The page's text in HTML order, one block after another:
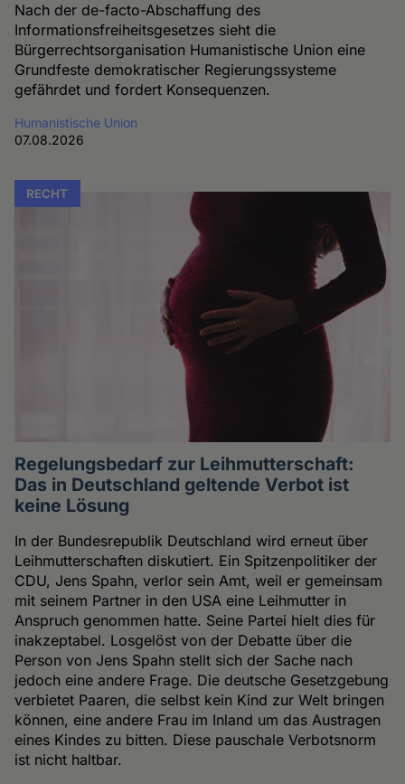
Nach der de-facto-Abschaffung des
Informationsfreiheitsgesetzes sieht die
Bürgerrechtsorganisation Humanistische Union eine
Grundfeste demokratischer Regierungssysteme
gefährdet und fordert Konsequenzen.
Humanistische Union
07.08.2026
RECHT
Regelungsbedarf zur Leihmutterschaft:
Das in Deutschland geltende Verbot ist
keine Lösung
In der Bundesrepublik Deutschland wird erneut über
Leihmutterschaften diskutiert. Ein Spitzenpolitiker der
CDU, Jens Spahn, verlor sein Amt, weil er gemeinsam
mit seinem Partner in den USA eine Leihmutter in
Anspruch genommen hatte. Seine Partei hielt dies für
inakzeptabel. Losgelöst von der Debatte über die
Person von Jens Spahn stellt sich der Sache nach
jedoch eine andere Frage. Die deutsche Gesetzgebung
verbietet Paaren, die selbst kein Kind zur Welt bringen
können, eine andere Frau im Inland um das Austragen
eines Kindes zu bitten. Diese pauschale Verbotsnorm
ist nicht haltbar.